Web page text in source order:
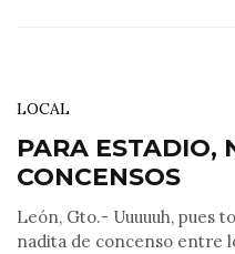
LOCAL
PARA ESTADIO,
CONCENSOS
León, Gto.- Uuuuuh, pues
nadita de concenso entre